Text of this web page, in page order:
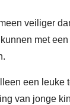
veiliger
met
een leuke
van jonge